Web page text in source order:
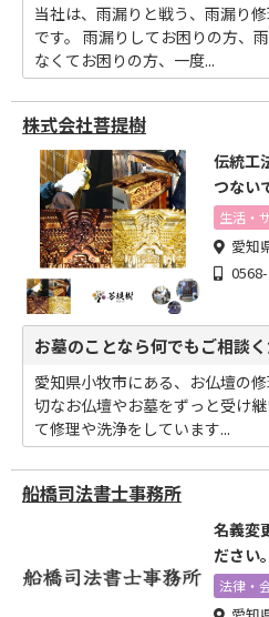
当社は、雨漏りと戦う、雨漏り
です。 雨漏りしてお困りの方、
なくてお困りの方、一度...
株式会社菩提樹
伝統工
つない
生活・
愛知
お墓のことなら何でもご相談
愛知県小牧市にある、お仏壇の
切なお仏壇やお墓をずっと受け
て修理や洗浄をしています...
船橋司法書士事務所
名義変
ださい。
法律・